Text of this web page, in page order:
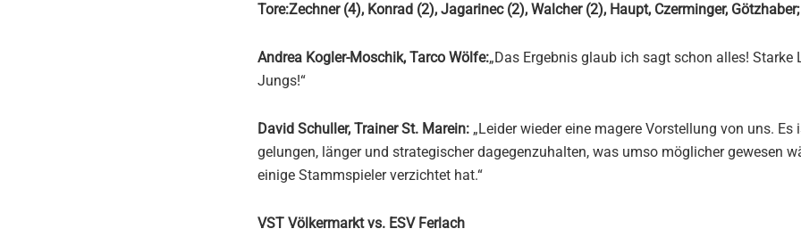
Tore:Zechner (4), Konrad (2), Jagarinec (2), Walcher (2), Haupt, Czerminger,
Andrea Kogler-Moschik, Tarco Wölfe:„Das Ergebnis glaub ich sagt schon alles! Starke
Jungs!“
David Schuller, Trainer St. Marein: „Leider wieder eine magere Vorstellung von uns.
gelungen, länger und strategischer dagegenzuhalten, was umso möglicher gewesen
einige Stammspieler verzichtet hat.“
VST Völkermarkt vs. ESV Ferlach